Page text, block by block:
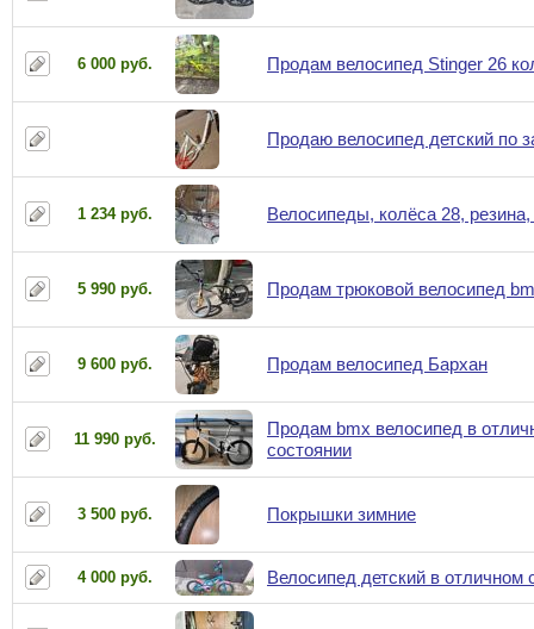
6 000 руб. Продам велосипед Stinger 26
Продаю велосипед детский по
1 234 руб. Велосипеды, колёса 28, резина,
5 990 руб. Продам трюковой велосипед
9 600 руб. Продам велосипед Бархан
11 990 руб.
Продам bmx велосипед в
состоянии
3 500 руб. Покрышки зимние
4 000 руб. Велосипед детский в отличном